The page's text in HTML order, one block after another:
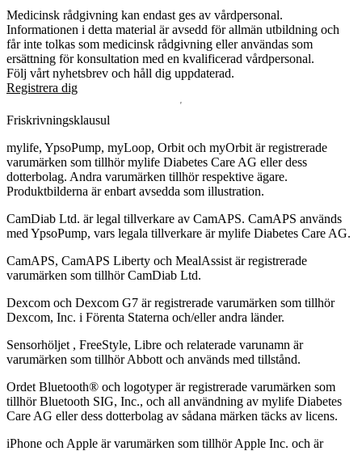
Medicinsk rådgivning kan endast ges av vårdpersonal.
Informationen i detta material är avsedd för allmän utbildning och
får inte tolkas som medicinsk rådgivning eller användas som
ersättning för konsultation med en kvalificerad vårdpersonal.
Följ vårt nyhetsbrev och håll dig uppdaterad.
Registrera dig
Friskrivningsklausul
mylife, YpsoPump, myLoop, Orbit och myOrbit är registrerade
varumärken som tillhör mylife Diabetes Care AG eller dess
dotterbolag. Andra varumärken tillhör respektive ägare.
Produktbilderna är enbart avsedda som illustration.
CamDiab Ltd. är legal tillverkare av CamAPS. CamAPS används
med YpsoPump, vars legala tillverkare är mylife Diabetes Care AG.
CamAPS, CamAPS Liberty och MealAssist är registrerade
varumärken som tillhör CamDiab Ltd.
Dexcom och Dexcom G7 är registrerade varumärken som tillhör
Dexcom, Inc. i Förenta Staterna och/eller andra länder.
Sensorhöljet , FreeStyle, Libre och relaterade varunamn är
varumärken som tillhör Abbott och används med tillstånd.
Ordet Bluetooth® och logotyper är registrerade varumärken som
tillhör Bluetooth SIG, Inc., och all användning av mylife Diabetes
Care AG eller dess dotterbolag av sådana märken täcks av licens.
iPhone och Apple är varumärken som tillhör Apple Inc. och är